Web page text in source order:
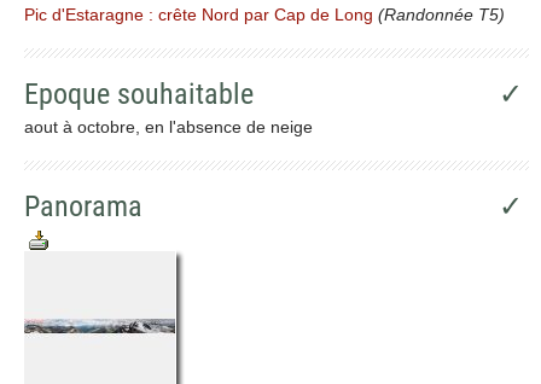
Pic d'Estaragne : crête Nord par Cap de Long (Randonnée T5)
Epoque souhaitable ✓
aout à octobre, en l'absence de neige
Panorama ✓